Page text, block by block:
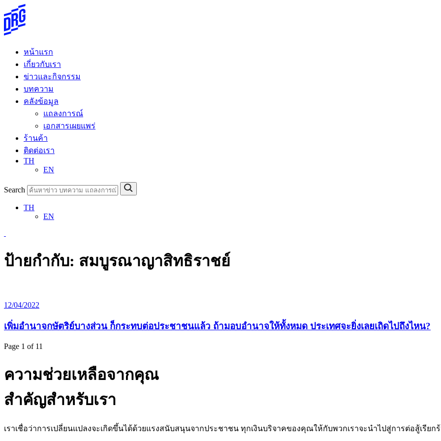
Skip
to
content
หน้าแรก
เกี่ยวกับเรา
ข่าวและกิจกรรม
บทความ
คลังข้อมูล
แถลงการณ์
เอกสารเผยแพร่
ร้านค้า
ติดต่อเรา
TH
EN
Search
TH
EN
ป้ายกำกับ: สมบูรณาญาสิทธิราชย์
12/04/2022
เพิ่มอำนาจกษัตริย์บางส่วน ก็กระทบต่อประชาชนแล้ว ถ้ามอบอำนาจให้ทั้งหมด ประเทศจะยิ่งเลยเถิดไปถึงไหน?
Page 1 of 11
ความช่วยเหลือจากคุณ
สำคัญสำหรับเรา
เราเชื่อว่าการเปลี่ยนแปลงจะเกิดขึ้นได้ด้วยแรงสนับสนุนจากประชาชน ทุกเงินบริจาคของคุณให้กับพวกเราจะนำไปสู่การต่อสู้เรียก